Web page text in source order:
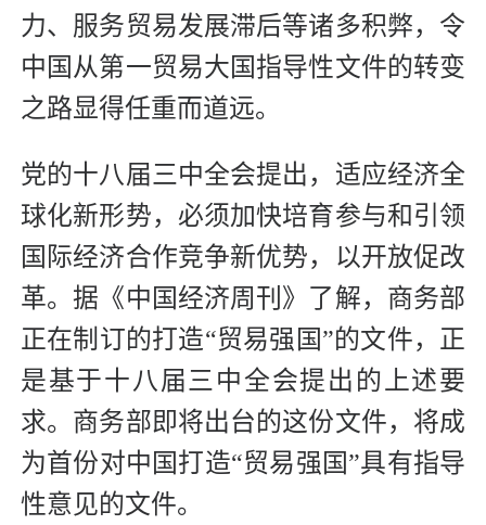
力、服务贸易发展滞后等诸多积弊，令
中国从第一贸易大国指导性文件的转变
之路显得任重而道远。
党的十八届三中全会提出，适应经济全
球化新形势，必须加快培育参与和引领
国际经济合作竞争新优势，以开放促改
革。据《中国经济周刊》了解，商务部
正在制订的打造“贸易强国”的文件，正
是基于十八届三中全会提出的上述要
求。商务部即将出台的这份文件，将成
为首份对中国打造“贸易强国”具有指导
性意见的文件。